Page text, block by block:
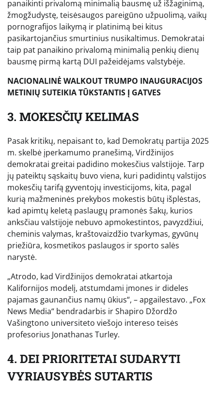
panaikinti privalomą minimalią bausmę už išžaginimą,
žmogžudystę, teisėsaugos pareigūno užpuolimą, vaikų
pornografijos laikymą ir platinimą bei kitus
pasikartojančius smurtinius nusikaltimus. Demokratai
taip pat panaikino privalomą minimalią penkių dienų
bausmę pirmą kartą DUI pažeidėjams valstybėje.
NACIONALINĖ WALKOUT TRUMPO INAUGURACIJOS
METINIŲ SUTEIKIA TŪKSTANTIS Į GATVES
3. MOKESČIŲ KELIMAS
Pasak kritikų, nepaisant to, kad Demokratų partija 2025
m. skelbė įperkamumo pranešimą, Virdžinijos
demokratai greitai padidino mokesčius valstijoje. Tarp
jų pateiktų sąskaitų buvo viena, kuri padidintų valstijos
mokesčių tarifą gyventojų investicijoms, kita, pagal
kurią mažmeninės prekybos mokestis būtų išplėstas,
kad apimtų keletą paslaugų pramonės šakų, kurios
anksčiau valstijoje nebuvo apmokestintos, pavyzdžiui,
cheminis valymas, kraštovaizdžio tvarkymas, gyvūnų
priežiūra, kosmetikos paslaugos ir sporto salės
narystė.
„Atrodo, kad Virdžinijos demokratai atkartoja
Kalifornijos modelį, atstumdami įmones ir dideles
pajamas gaunančius namų ūkius“, – apgailestavo. „Fox
News Media“ bendradarbis ir Shapiro Džordžo
Vašingtono universiteto viešojo intereso teisės
profesorius Jonathanas Turley.
4. DEI PRIORITETAI SUDARYTI
VYRIAUSYBĖS SUTARTIS